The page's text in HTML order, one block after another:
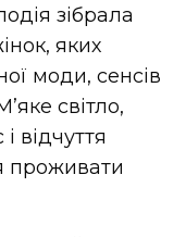
зібрала
яких
моди, сенсів
світло,
відчуття
проживати